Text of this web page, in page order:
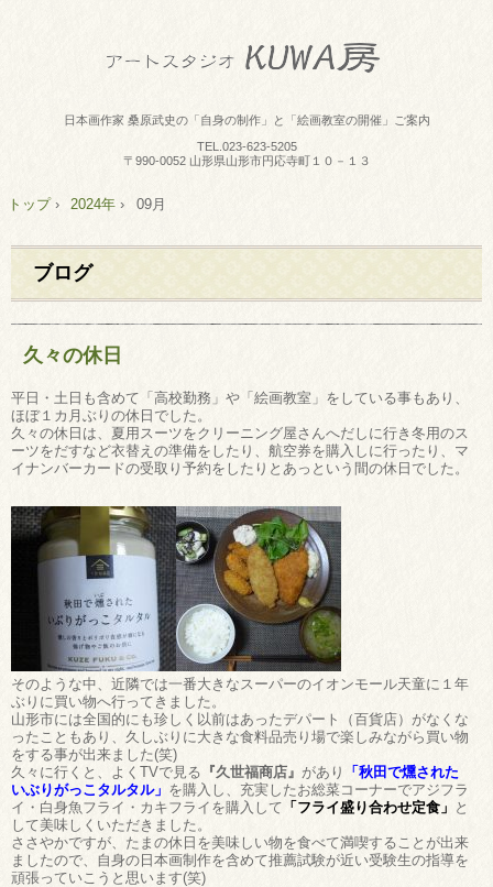
日本画作家 桑原武史の「自身の制作」と「絵画教室の開催」ご案内
TEL. 023-623-5205
〒990-0052 山形県山形市円応寺町１０－１３
トップ› 2024年 › 09月
ブログ
久々の休日
平日・土日も含めて「高校勤務」や「絵画教室」をしている事もあり、
ほぼ１カ月ぶりの休日でした。
久々の休日は、夏用スーツをクリーニング屋さんへだしに行き冬用のス
ーツをだすなど衣替えの準備をしたり、航空券を購入しに行ったり、マ
イナンバーカードの受取り予約をしたりとあっという間の休日でした。
そのような中、近隣では一番大きなスーパーのイオンモール天童に１年
ぶりに買い物へ行ってきました。
山形市には全国的にも珍しく以前はあったデパート（百貨店）がなくな
ったこともあり、久しぶりに大きな食料品売り場で楽しみながら買い物
をする事が出来ました(笑)
久々に行くと、よくTVで見る 『久世福商店』 があり
「秋田で燻された
いぶりがっこタルタル」 を購入し、充実したお総菜コーナーでアジフラ
イ・白身魚フライ・カキフライを購入して 「フライ盛り合わせ定食」 と
して美味しくいただきました。
ささやかですが、たまの休日を美味しい物を食べて満喫することが出来
ましたので、自身の日本画制作を含めて推薦試験が近い受験生の指導を
頑張っていこうと思います(笑)